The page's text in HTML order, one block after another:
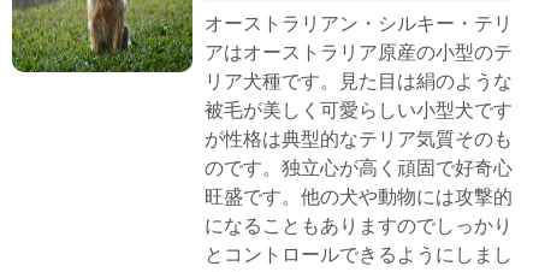
オーストラリアン・シルキー・テリ
アはオーストラリア原産の小型のテ
リア犬種です。見た目は絹のような
被毛が美しく可愛らしい小型犬です
が性格は典型的なテリア気質そのも
のです。独立心が高く頑固で好奇心
旺盛です。他の犬や動物には攻撃的
になることもありますのでしっかり
とコントロールできるようにしまし